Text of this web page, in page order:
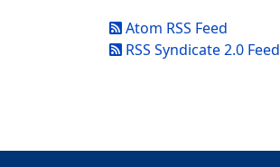
Atom RSS Feed
RSS Syndicate 2.0 Feed